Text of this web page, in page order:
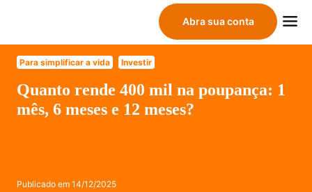
Abra sua conta
Para simplificar a vida Investir
Quanto rende 400 mil na poupança: 1
mês, 6 meses e 12 meses?
Publicado em 14/12/2025